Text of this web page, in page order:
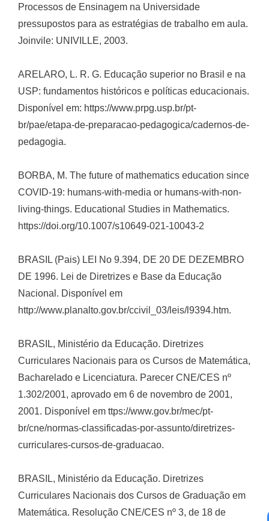
Processos de Ensinagem na Universidade 
pressupostos para as estratégias de trabalho em aula.
Joinvile: UNIVILLE, 2003.
ARELARO, L. R. G. Educação superior no Brasil e na
USP: fundamentos históricos e políticas educacionais.
Disponível em: https://www.prpg.usp.br/pt-
br/pae/etapa-de-preparacao-pedagogica/cadernos-de-
pedagogia.
BORBA, M. The future of mathematics education since
COVID-19: humans-with-media or humans-with-non-
living-things. Educational Studies in Mathematics.
https://doi.org/10.1007/s10649-021-10043-2
BRASIL (Pais) LEI No 9.394, DE 20 DE DEZEMBRO
DE 1996. Lei de Diretrizes e Base da Educação
Nacional. Disponível em
http://www.planalto.gov.br/ccivil_03/leis/l9394.htm.
BRASIL, Ministério da Educação. Diretrizes
Curriculares Nacionais para os Cursos de Matemática,
Bacharelado e Licenciatura. Parecer CNE/CES nº
1.302/2001, aprovado em 6 de novembro de 2001,
2001. Disponível em ttps://www.gov.br/mec/pt-
br/cne/normas-classificadas-por-assunto/diretrizes-
curriculares-cursos-de-graduacao.
BRASIL, Ministério da Educação. Diretrizes
Curriculares Nacionais dos Cursos de Graduação em
Matemática. Resolução CNE/CES nº 3, de 18 de